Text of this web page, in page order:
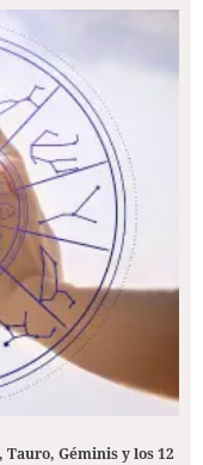
Géminis y los 12